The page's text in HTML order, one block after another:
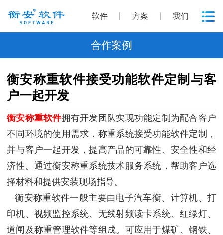
软件 方案 我们
合作案例
衡安称重软件接受功能软件定制与客
户一起开发
衡安称重软件拥有开发团队实现功能定制为配合客户
不同环境的使用需求，称重系统接受功能软件定制，
并与客户一起开发，提高产品的可靠性、安全性和经
济性。通过衡安称重系统技术服务系统，帮助客户选
择材料和提供安装现场指导。
衡安称重软件一般主要由电子汽车衡、计算机、打
印机、视频监控系统、无线射频读卡系统、红绿灯、
道闸及称重管理软件等组成。可应用于煤矿、钢铁、